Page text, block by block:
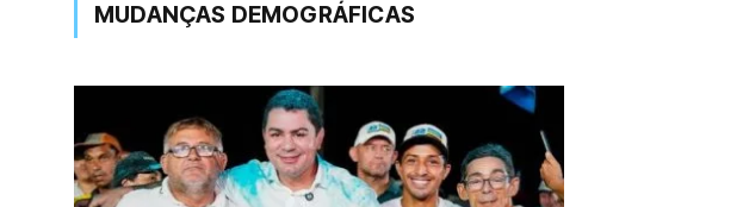
MUDANÇAS DEMOGRÁFICAS